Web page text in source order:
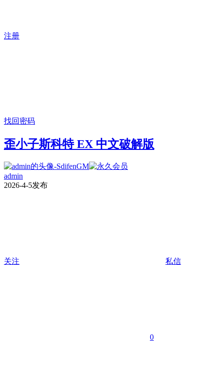
注册
找回密码
歪小子斯科特 EX 中文破解版
admin
2026-4-5发布
关注 私信
0